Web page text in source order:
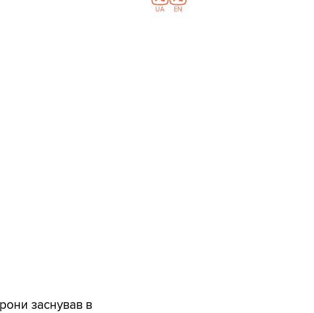
заснував в
UA EN